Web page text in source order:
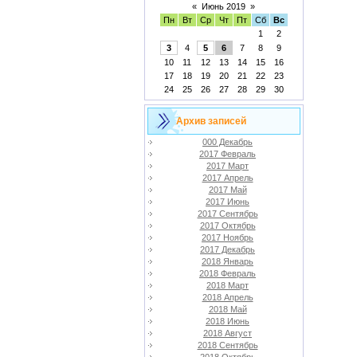
« Июнь 2019 »
Пн
Вт Ср Чт Пт Сб
Вс
1
2
3
4 5 6 7 8
9
10
11 12 13 14 15
16
17
18 19 20 21 22
23
24
25 26 27 28 29 30
Архив записей
000 Декабрь
2017 Февраль
2017 Март
2017 Апрель
2017 Май
2017 Июнь
2017 Сентябрь
2017 Октябрь
2017 Ноябрь
2017 Декабрь
2018 Январь
2018 Февраль
2018 Март
2018 Апрель
2018 Май
2018 Июнь
2018 Август
2018 Сентябрь